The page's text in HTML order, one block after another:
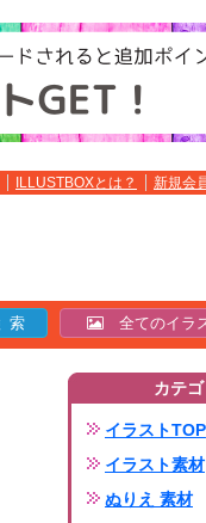
ILLUSTBOXとは？ 新規会
全てのイラ
カテゴ
イラストTOP
イラスト素材
ぬりえ 素材